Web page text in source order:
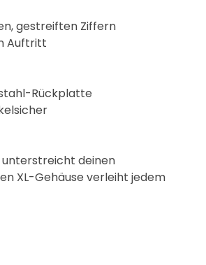
gestreiften Ziffern
Auftritt
Rückplatte
unterstreicht deinen
XL-Gehäuse verleiht jedem